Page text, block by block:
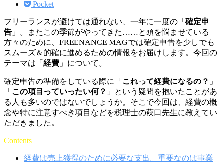
Pocket
フリーランスが避けては通れない、一年に一度の「 確定申
告 」。またこの季節がやってきた……と頭を悩ませている
方々のために、FREENANCE MAGでは確定申告を少しでも
スムーズ＆的確に進めるための情報をお届けします。今回の
テーマは「 経費 」について。
確定申告の準備をしている際に「 これって経費になるの？ 」
「 この項目っていったい何？ 」という疑問を抱いたことがあ
る人も多いのではないでしょうか。そこで今回は、経費の概
念や特に注意すべき項目などを税理士の萩口先生に教えてい
ただきました。
Contents
経費は売上獲得のために必要な支出。重要なのは事業